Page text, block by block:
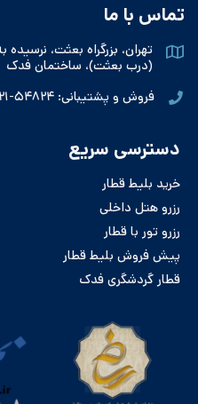
تماس با ما
تهران، بزرگراه بعثت،
(درب بعثت)، ساختمان فدک
فروش و پشتیبانی: ۵۴۸۲۴-۰۲۱
دسترسی سریع
خرید بلیط قطار
رزرو هتل داخلی
رزرو تور با قطار
پیش فروش بلیط قطار
قطار گردشگری فدک